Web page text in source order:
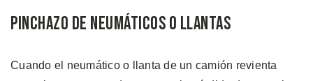
Pinchazo de Neumáticos o Llantas
Cuando el neumático o llanta de un camión revienta